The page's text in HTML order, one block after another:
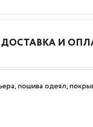
ДОСТАВКА И
пошива одеял,